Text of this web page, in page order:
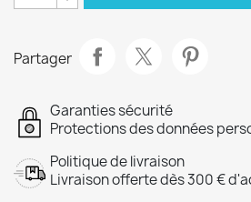
Partager
Garanties sécurité
Protections des données
Politique de livraison
Livraison offerte dès 300 €